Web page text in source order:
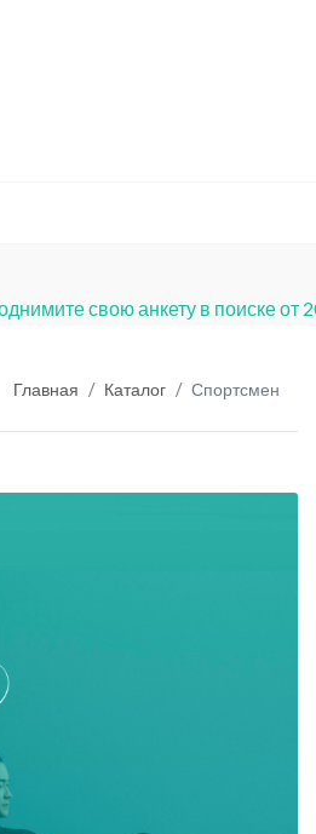
свою анкету в поиске от
Главная Каталог Спортсмен